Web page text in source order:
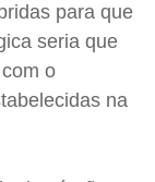
para que
seria que
o
na